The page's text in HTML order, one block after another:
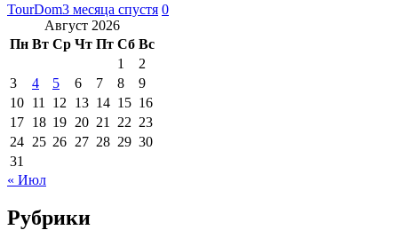
TourDom3 месяца спустя 0
Август 2026
Пн Вт Ср Чт Пт Сб Вс
1
2
3
4 5 6 7 8
9
10 11 12 13 14 15 16
17 18 19 20 21 22 23
24 25 26 27 28 29 30
31
« Июл
Рубрики